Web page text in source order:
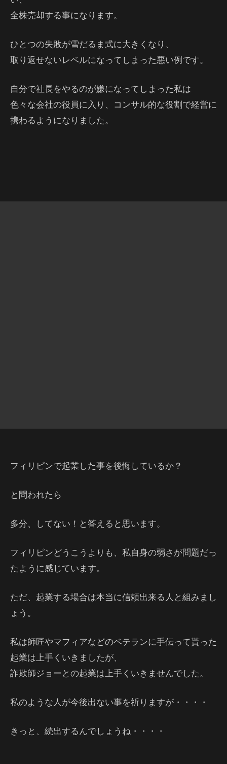
全株売却する事になります。
ひとつの失敗が雪だるま式に大きくなり、
取り返せないレベルになってしまった悪い例です。
自分で社長をやるのが嫌になってしまった私は
色々な会社の役員に入り、コンサル的な役割で経営に
携わるようになりました。
フィリピンで起業した事を後悔しているか？
と問われたら
多分、してない！と答えると思います。
フィリピンどうこうよりも、私自身の弱さが問題だっ
たように感じています。
ただ、起業する場合は本当に信頼出来る人と組みまし
ょう。
私は師匠やマフィアなどのベテランに手伝って貰った
起業は上手くいきましたが、
詐欺師ジョーとの起業は上手くいきませんでした。
私のような人が今後出ない事を祈りますが・・・・
きっと、続出するんでしょうね・・・・